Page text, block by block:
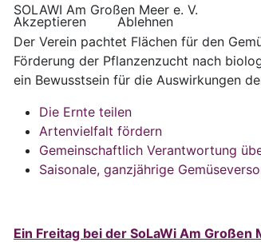
SOLAWI Am Großen Meer e. V.
Der Verein pachtet Flächen für den
Förderung der Pflanzenzucht nach
ein Bewusstsein für die Auswirkungen
Die Ernte teilen
Artenvielfalt fördern
Gemeinschaftlich Verantwortung
Saisonale, ganzjährige
Ein Freitag bei der SoLaWi Am Großen
Akzeptieren
Ablehnen